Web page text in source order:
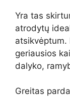
Yra tas
atrodytų
atsikvėptum.
geriausios
dalyko,
Greitas